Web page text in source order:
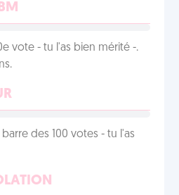
vote - tu l'as bien mérité -.
des 100 votes - tu l'as